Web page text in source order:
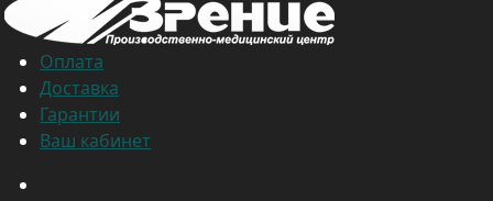
Оплата
Доставка
Гарантии
Ваш кабинет